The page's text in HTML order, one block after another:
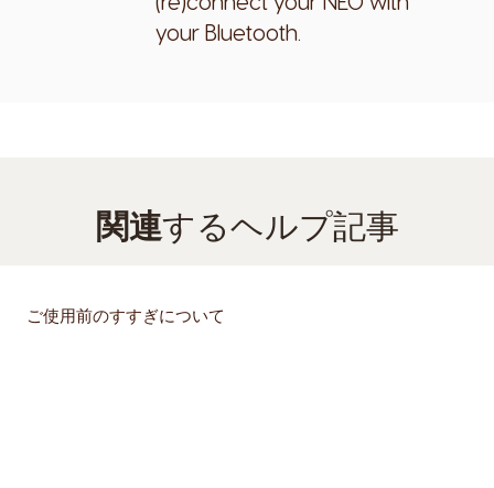
your Bluetooth.
関連するヘルプ記事
ご使用前のすすぎについて